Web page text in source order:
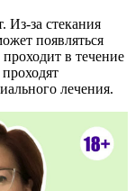
Из-за стекания
появляться
в течение
лечения.